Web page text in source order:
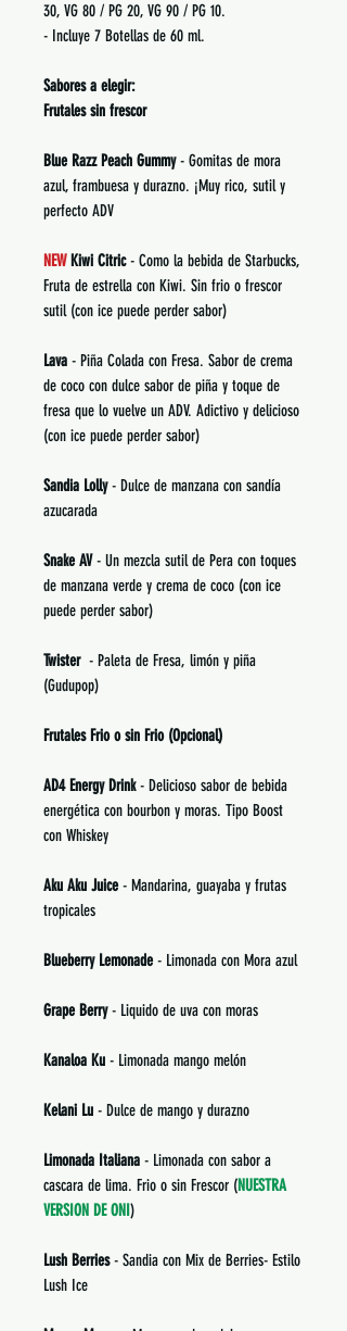
30, VG 80 / PG 20, VG 90 / PG 10.
- Incluye 7 Botellas de 60 ml.
Sabores a elegir:
Frutales sin frescor
Blue Razz Peach Gummy- Gomitas de mora
azul, frambuesa y durazno. ¡Muy rico, sutil y
perfecto ADV
NEWKiwi Citric- Como la bebida de Starbucks,
Fruta de estrella con Kiwi. Sin frio o frescor
sutil (con ice puede perder sabor)
Lava - Piña Colada con Fresa. Sabor de crema
de coco con dulce sabor de piña y toque de
fresa que lo vuelve un ADV. Adictivo y delicioso
(con ice puede perder sabor)
Sandia Lolly- Dulce de manzana con sandía
azucarada
Snake AV- Un mezcla sutil de Pera con toques
de manzana verde y crema de coco (con ice
puede perder sabor)
Twister- Paleta de Fresa, limón y piña
(Gudupop)
Frutales Frio o sin Frio (Opcional)
AD4 Energy Drink- Delicioso sabor de bebida
energética con bourbon y moras. Tipo Boost
con Whiskey
Aku Aku Juice - Mandarina, guayaba y frutas
tropicales
Blueberry Lemonade - Limonada con Mora azul
Grape Berry- Liquido de uva con moras
Kanaloa Ku - Limonada mango melón
Kelani Lu - Dulce de mango y durazno
Limonada Italiana - Limonada con sabor a
cascara de lima. Frio o sin Frescor (NUESTRA
VERSION DE ONI)
Lush Berries- Sandia con Mix de Berries- Estilo
Lush Ice